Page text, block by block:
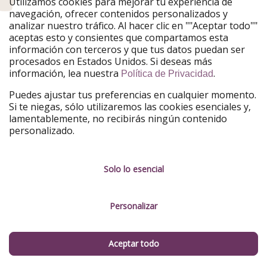
X Telegram
Rss
Descarga nuestra App para estar al día
ViajerosPiratas forma parte del Grupo
Ferienpiraten
navegación, ofrecer contenidos personalizados y
analizar nuestro tráfico. Al hacer clic en ""Aceptar todo""
aceptas esto y consientes que compartamos esta
información con terceros y que tus datos puedan ser
procesados en Estados Unidos. Si deseas más
información, lea nuestra Política de Privacidad.
Puedes ajustar tus preferencias en cualquier momento.
Si te niegas, sólo utilizaremos las cookies esenciales y,
lamentablemente, no recibirás ningún contenido
personalizado.
Solo lo esencial
Personalizar
Aceptar todo